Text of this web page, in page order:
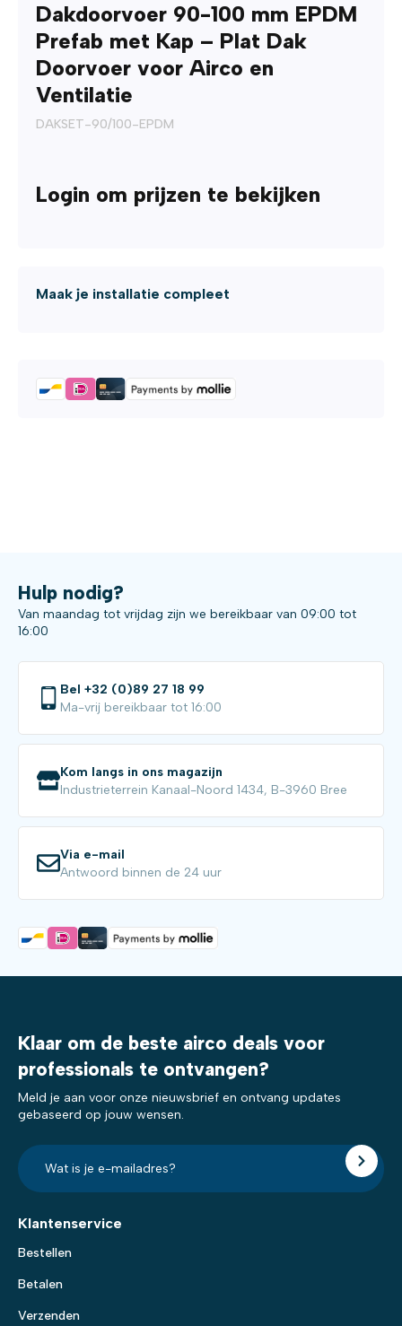
Dakdoorvoer 90-100 mm EPDM
Prefab met Kap – Plat Dak
Doorvoer voor Airco en
Ventilatie
DAKSET-90/100-EPDM
Login om prijzen te bekijken
Maak je installatie compleet
Hulp nodig?
Van maandag tot vrijdag zijn we bereikbaar van 09:00 tot
16:00
Bel +32 (0)89 27 18 99
Ma-vrij bereikbaar tot 16:00
Kom langs in ons magazijn
Industrieterrein Kanaal-Noord 1434, B-3960 Bree
Via e-mail
Antwoord binnen de 24 uur
Klaar om de beste airco deals voor
professionals te ontvangen?
Meld je aan voor onze nieuwsbrief en ontvang updates
gebaseerd op jouw wensen.
E-
mailadres?
*
Klantenservice
Bestellen
Betalen
Verzenden